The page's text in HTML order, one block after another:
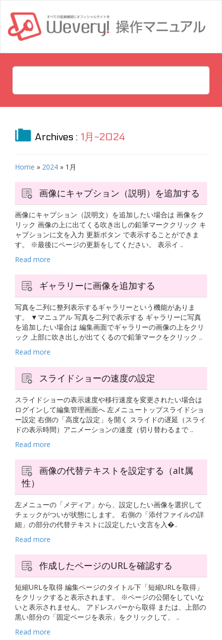
Archives : 1月-2024
Home » 2024 » 1月
画像にキャプション（説明）を追加する
画像にキャプション（説明文）を追加したい場合は 画像をク
リック 画像の上に出てくる吹き出しの鉛筆マーククリック キ
ャプションに文を入力 更新ボタン で表示することができま
す。 ※最後にページの更新をしてください。 表示イ ..
Read more
ギャラリーに画像を追加する
写真を二列に整列表示するギャラリーという機能がありま
す。 ▼マニュアル 写真を二列で表示する ギャラリーに写真
を追加したい場合は 編集画面でギャラリーの画像の上をクリ
ック 上部に吹き出しが出てくるので鉛筆マークをクリック ..
Read more
スライドショーの速度の設定
スライドショーの表示速度や移行速度を変更されたい場合は
ログインして編集管理画面へ 左メニュートップスライドショ
ー設定 右側の「高度な設定」を開く スライドの遅延（スライ
ドの表示時間）アニメーションの速度（切り替わるまで ..
Read more
画像の代替テキストを設定する（alt属
性）
左メニューの「メディア」から、設定したい画像を選択して
チェックがついが状態にします。 右側の「添付ファイルの詳
細」の部分の代替テキストに設定したい文言を入�..
Read more
作成したページのURLを確認する
短縮URLを取得 編集ページのタイトル下「短縮URLを取得」
をクリックすると表示されます。 ※ページの公開をしていな
いと表示されません。 アドレスバーから取得 または、上部の
黒い部分の「固定ページを表示」をクリックして、 ..
Read more